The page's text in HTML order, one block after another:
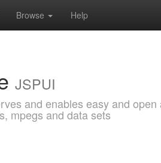
Browse Help
JSPUI
and enables easy and
mpegs and data sets